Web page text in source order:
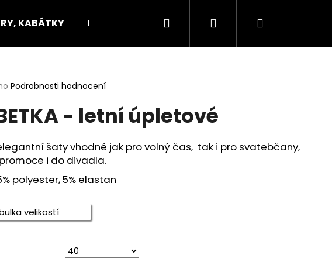
KABÁTKY KOSTÝMY A KOMPLETY TOPY, TUNIKY A
Hledat PřihlášeníNákupní
Podrobnosti hodnocení
- letní úpletové
šaty vhodné jak pro volný čas, tak i pro svatebčany,
i do divadla.
polyester, 5% elastan
velikostí